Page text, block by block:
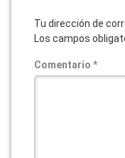
Tu dirección de
Los campos
Comentario *